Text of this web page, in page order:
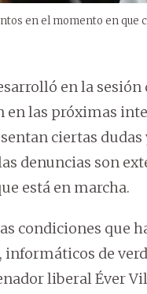
en el momento en que
en la
en las próximas
ciertas
denuncias son
está en marcha.
condiciones que
informáticos de
liberal Éver